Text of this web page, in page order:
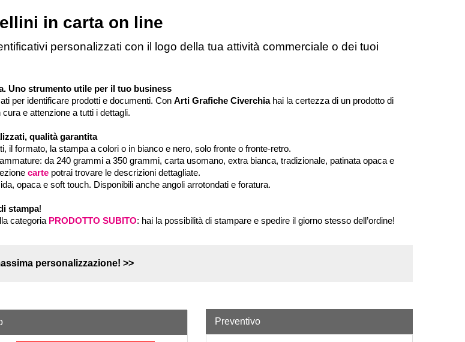
in carta on line
personalizzati con il logo della tua attività commerciale o dei tuoi
Uno strumento utile per il tuo business
per identificare prodotti e documenti. Con Arti Grafiche Civerchiahai la certezza di un prodotto di
e attenzione a tutti i dettagli.
qualità garantita
il formato, la stampa a colori o in bianco e nero, solo fronte o fronte-retro.
da 240 grammi a 350 grammi, carta usomano, extra bianca, tradizionale, patinata opaca e
carte potrai trovare le descrizioni dettagliate.
opaca e soft touch. Disponibili anche angoli arrotondati e foratura.
stampa!
categoria PRODOTTO SUBITO: hai la possibilità di stampare e spedire il giorno stesso dell’ordine!
personalizzazione!
Preventivo